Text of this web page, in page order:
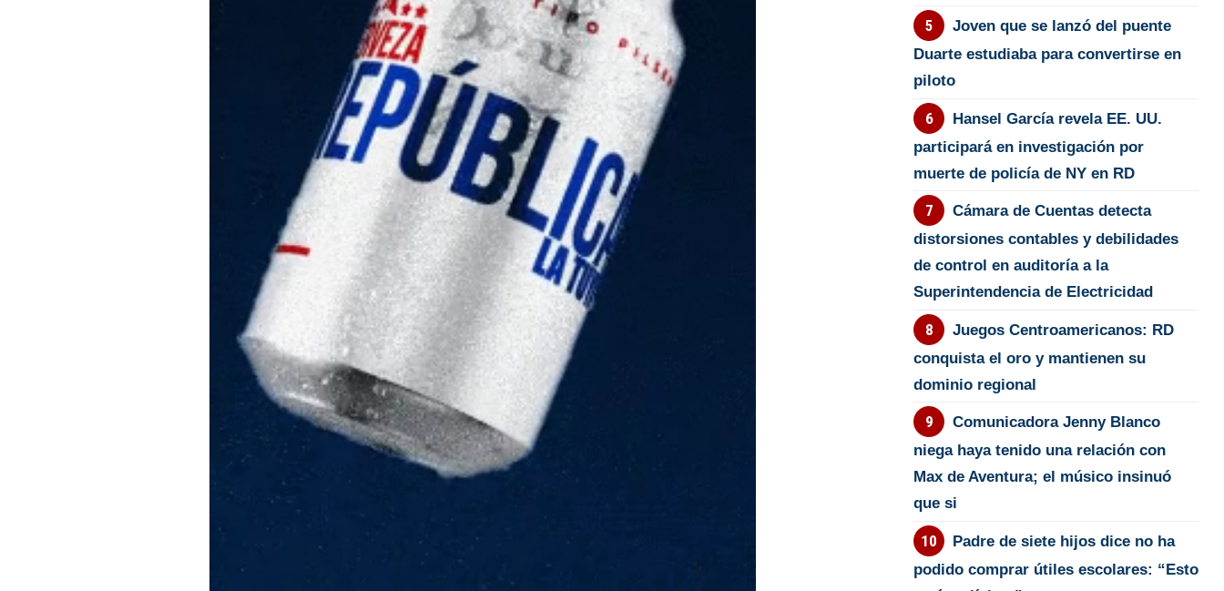
Joven que se lanzó del puente
Duarte estudiaba para convertirse en
piloto
Hansel García revela EE. UU.
participará en investigación por
muerte de policía de NY en RD
Cámara de Cuentas detecta
distorsiones contables y debilidades
de control en auditoría a la
Superintendencia de Electricidad
Juegos Centroamericanos: RD
conquista el oro y mantienen su
dominio regional
Comunicadora Jenny Blanco
niega haya tenido una relación con
Max de Aventura; el músico insinuó
que si
Padre de siete hijos dice no ha
podido comprar útiles escolares: “Esto